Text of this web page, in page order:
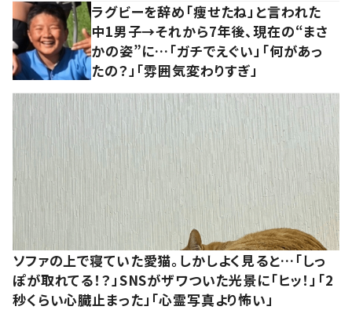
ラグビーを辞め「痩せたね」と言われた
中1男子→それから7年後、現在の“まさ
かの姿”に…「ガチでえぐい」「何があっ
たの？」「雰囲気変わりすぎ」
ソファの上で寝ていた愛猫。しかしよく見ると…「しっ
ぽが取れてる！？」SNSがザワついた光景に「ヒッ！」「2
秒くらい心臓止まった」「心霊写真より怖い」